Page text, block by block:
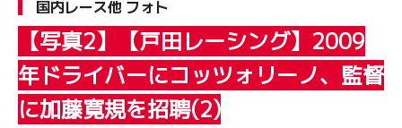
国内レース他 フォト
【写真2】【戸田レーシング】2009
年ドライバーにコッツォリーノ、監督
に加藤寛規を招聘(2)